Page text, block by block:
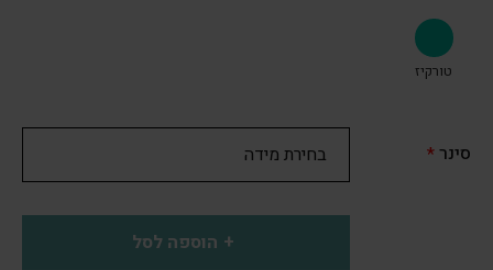
טורקיז
סינר*
הוספה לסל